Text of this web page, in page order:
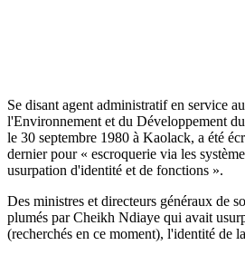
Se disant agent administratif en service
l'Environnement et du Développement
le 30 septembre 1980 à Kaolack, a été
dernier pour « escroquerie via les
usurpation d'identité et de fonctions ».
Des ministres et directeurs généraux de
plumés par Cheikh Ndiaye qui avait
(recherchés en ce moment), l'identité de